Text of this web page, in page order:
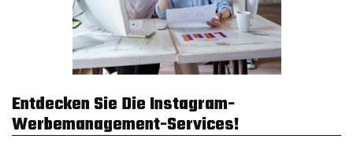
Entdecken Sie Die Instagram-
Werbemanagement-Services!